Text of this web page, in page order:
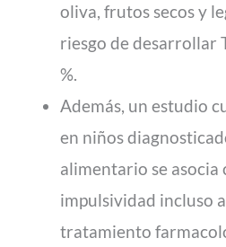
oliva, frutos secos y
riesgo de desarrollar
%.
Además, un estudio
en niños
alimentario se asocia
impulsividad incluso
tratamiento